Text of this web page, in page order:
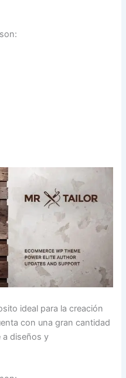
ideal para la creación
con una gran cantidad
a diseños y